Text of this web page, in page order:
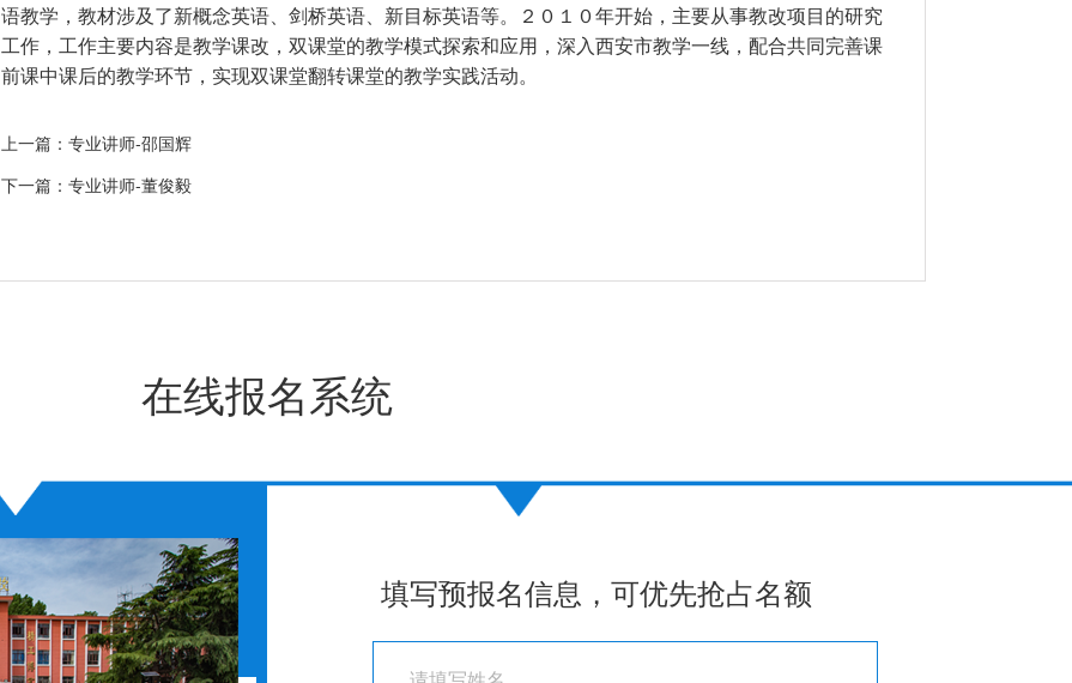
语教学，教材涉及了新概念英语、剑桥英语、新目标英语等。２０１０年开始，主要从事教改项目的研究
工作，工作主要内容是教学课改，双课堂的教学模式探索和应用，深入西安市教学一线，配合共同完善课
前课中课后的教学环节，实现双课堂翻转课堂的教学实践活动。
上一篇： 专业讲师-邵国辉
下一篇： 专业讲师-董俊毅
在线报名系统
填写预报名信息，可优先抢占名额